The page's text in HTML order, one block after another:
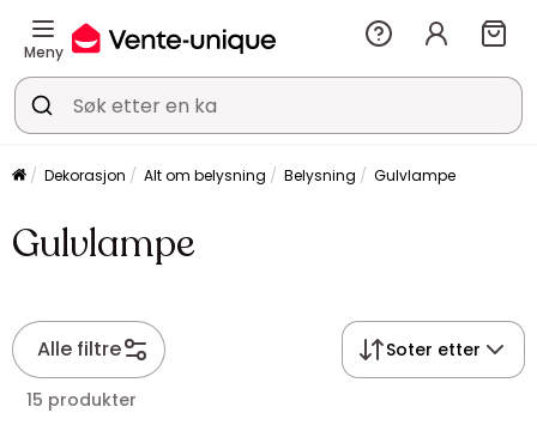
Meny
Dekorasjon Alt om belysning Belysning Gulvlampe
Gulvlampe
Alle filtre Soter etter
15 produkter